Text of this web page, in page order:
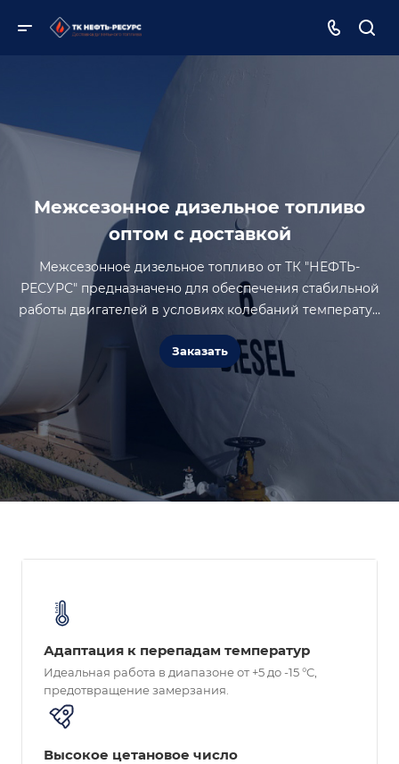
Межсезонное дизельное топливо
оптом с доставкой
Межсезонное дизельное топливо от ТК "НЕФТЬ-
РЕСУРС" предназначено для обеспечения стабильной
работы двигателей в условиях колебаний температур
весной и осенью. Это идеальный выбор для тех, кто
ищет баланс между характеристиками зимнего и
летнего топлива.
Заказать
Адаптация к перепадам температур
Идеальная работа в диапазоне от +5 до -15 °C,
предотвращение замерзания.
Высокое цетановое число